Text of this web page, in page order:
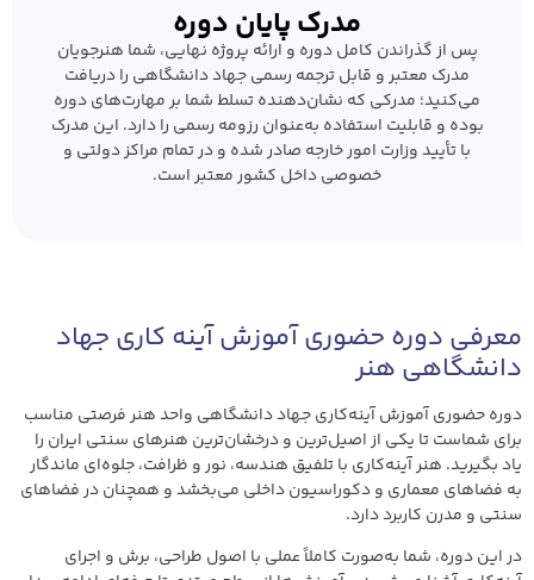
مدرک پایان دوره
پس از گذراندن کامل دوره و ارائه پروژه نهایی، شما هنرجویان
مدرک معتبر و قابل ترجمه رسمی جهاد دانشگاهی را دریافت
می‌کنید؛ مدرکی که نشان‌دهنده تسلط شما بر مهارت‌های دوره
بوده و قابلیت استفاده به‌عنوان رزومه رسمی را دارد. این مدرک
با تأیید وزارت امور خارجه صادر شده و در تمام مراکز دولتی و
خصوصی داخل کشور معتبر است.
معرفی دوره حضوری آموزش آینه کاری جهاد
دانشگاهی هنر
دوره حضوری آموزش آینه‌کاری جهاد دانشگاهی واحد هنر فرصتی مناسب
برای شماست تا یکی از اصیل‌ترین و درخشان‌ترین هنرهای سنتی ایران را
یاد بگیرید. هنر آینه‌کاری با تلفیق هندسه، نور و ظرافت، جلوه‌ای ماندگار
به فضاهای معماری و دکوراسیون داخلی می‌بخشد و همچنان در فضاهای
سنتی و مدرن کاربرد دارد.
در این دوره، شما به‌صورت کاملاً عملی با اصول طراحی، برش و اجرای